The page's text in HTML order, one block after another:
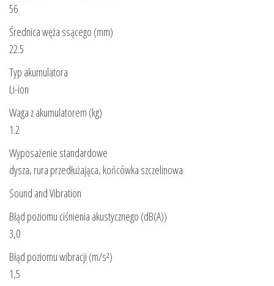
56
Średnica węża ssącego (mm)
22.5
Typ akumulatora
Li-ion
Waga z akumulatorem (kg)
1.2
Wyposażenie standardowe
dysza, rura przedłużająca, końcówka szczelinowa
Sound and Vibration
Błąd poziomu ciśnienia akustycznego (dB(A))
3,0
Błąd poziomu wibracji (m/s²)
1,5